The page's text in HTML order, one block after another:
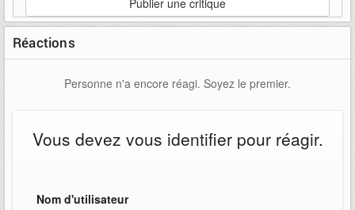
Publier une critique
Réactions
Personne n'a encore réagi. Soyez le premier.
Vous devez vous identifier pour réagir.
Nom d'utilisateur